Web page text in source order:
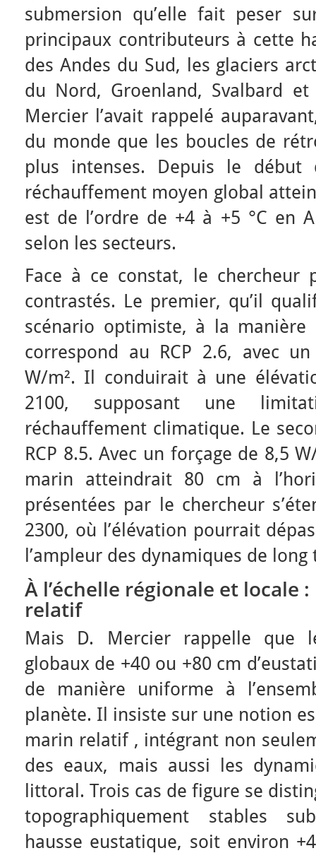
submersion qu’elle fait peser
principaux contributeurs à cette
des Andes du Sud, les glaciers
du Nord, Groenland, Svalbard et
Mercier l’avait rappelé
du monde que les boucles de
plus intenses. Depuis le début
réchauffement moyen global
est de l’ordre de +4 à +5 °C en
selon les secteurs.
Face à ce constat, le chercheur
contrastés. Le premier, qu’il
scénario optimiste, à la manière
correspond au RCP 2.6, avec
W/m². Il conduirait à une
2100, supposant une
réchauffement climatique. Le
RCP 8.5. Avec un forçage de 8,5
marin atteindrait 80 cm à
présentées par le chercheur
2300, où l’élévation pourrait
l’ampleur des dynamiques de
À l’échelle régionale et locale
relatif
Mais D. Mercier rappelle que
globaux de +40 ou +80 cm
de manière uniforme à
planète. Il insiste sur une notion
marin relatif , intégrant non
des eaux, mais aussi les
littoral. Trois cas de figure se
topographiquement stables
hausse eustatique, soit environ